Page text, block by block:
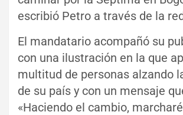
escribió Petro a través de la
El mandatario acompañó su
con una ilustración en la que
multitud de personas alzando
de su país y con un mensaje
«Haciendo el cambio,